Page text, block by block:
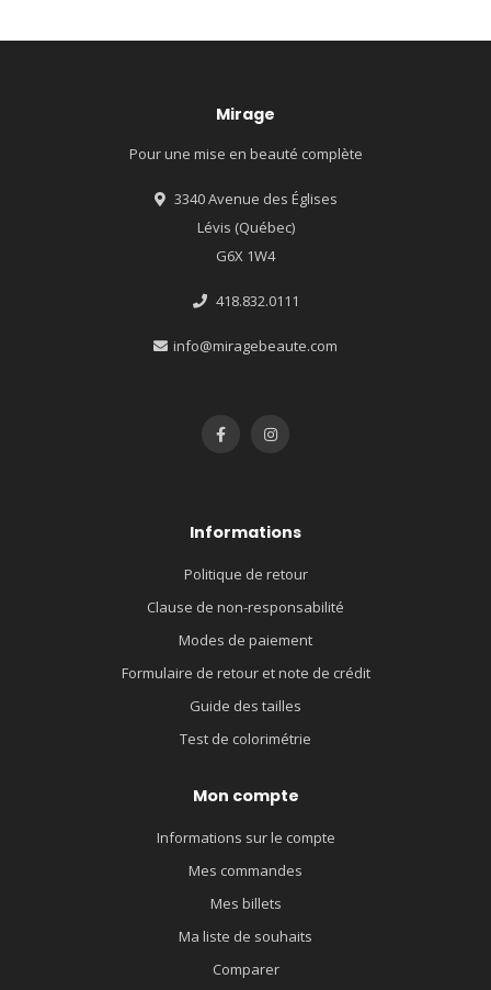
Mirage
Pour une mise en beauté complète
3340 Avenue des Églises
Lévis (Québec)
G6X 1W4
418.832.0111
info@miragebeaute.com
Informations
Politique de retour
Clause de non-responsabilité
Modes de paiement
Formulaire de retour et note de crédit
Guide des tailles
Test de colorimétrie
Mon compte
Informations sur le compte
Mes commandes
Mes billets
Ma liste de souhaits
Comparer